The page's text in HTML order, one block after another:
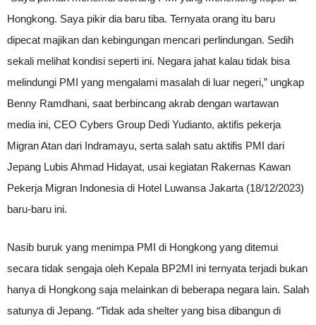
Hongkong. Saya pikir dia baru tiba. Ternyata orang itu baru
dipecat majikan dan kebingungan mencari perlindungan. Sedih
sekali melihat kondisi seperti ini. Negara jahat kalau tidak bisa
melindungi PMI yang mengalami masalah di luar negeri,” ungkap
Benny Ramdhani, saat berbincang akrab dengan wartawan
media ini, CEO Cybers Group Dedi Yudianto, aktifis pekerja
Migran Atan dari Indramayu, serta salah satu aktifis PMI dari
Jepang Lubis Ahmad Hidayat, usai kegiatan Rakernas Kawan
Pekerja Migran Indonesia di Hotel Luwansa Jakarta (18/12/2023)
baru-baru ini.
Nasib buruk yang menimpa PMI di Hongkong yang ditemui
secara tidak sengaja oleh Kepala BP2MI ini ternyata terjadi bukan
hanya di Hongkong saja melainkan di beberapa negara lain. Salah
satunya di Jepang. “Tidak ada shelter yang bisa dibangun di